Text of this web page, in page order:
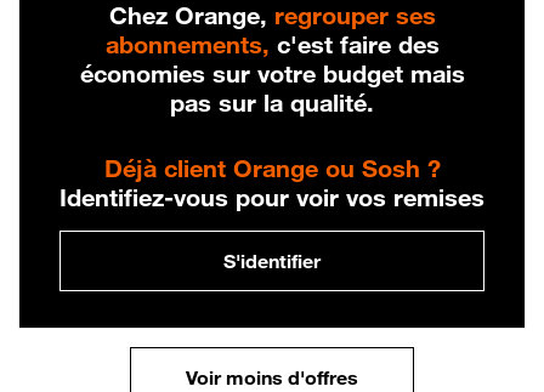
Chez Orange, regrouper ses
abonnements, c'est faire des
économies sur votre budget mais
pas sur la qualité.
Déjà client Orange ou Sosh ?
Identifiez-vous pour voir vos remises
S'identifier
Voir moins d'offres